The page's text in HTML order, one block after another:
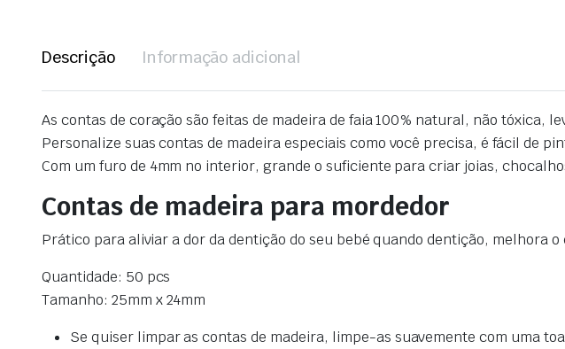
Descrição Informação adicional
As contas de coração são feitas de madeira de faia 100% natural, não tóxica,
Personalize suas contas de madeira especiais como você precisa, é fácil de
Com um furo de 4mm no interior, grande o suficiente para criar joias,
Contas de madeira para mordedor
Prático para aliviar a dor da dentição do seu bebé quando dentição, melhora
Quantidade: 50 pcs
Tamanho: 25mm x 24mm
Se quiser limpar as contas de madeira, limpe-as suavemente com uma